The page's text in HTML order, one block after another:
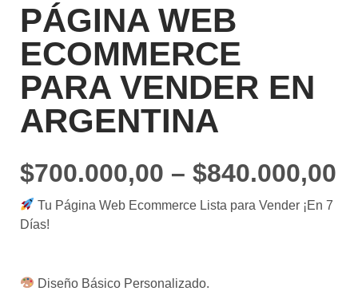
PÁGINA WEB
ECOMMERCE
PARA VENDER EN
ARGENTINA
$700.000,00 – $840.000,00
Tu Página Web Ecommerce Lista para Vender ¡En 7
Días!
Diseño Básico Personalizado.